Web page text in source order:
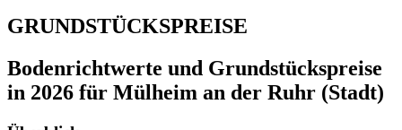
GRUNDSTÜCKSPREISE
Bodenrichtwerte und Grundstückspreise
in 2026 für Mülheim an der Ruhr (Stadt)